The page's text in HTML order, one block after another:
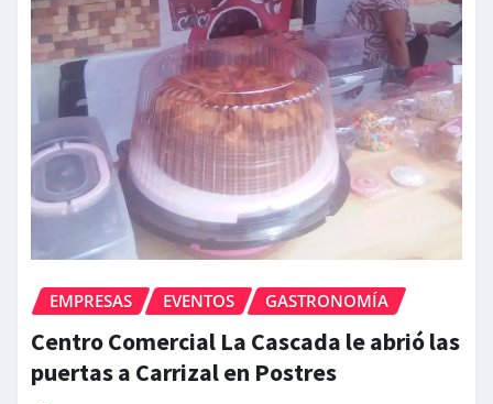
EMPRESAS EVENTOS GASTRONOMÍA
Centro Comercial La Cascada le abrió las
puertas a Carrizal en Postres